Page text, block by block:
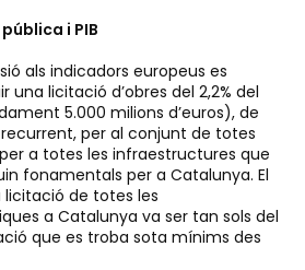
i PIB
als indicadors europeus es
licitació d’obres del 2,2% del
5.000 milions d’euros), de
per al conjunt de totes
a totes les infraestructures que
fonamentals per a Catalunya. El
licitació de totes les
a Catalunya va ser tan sols del
que es troba sota mínims des